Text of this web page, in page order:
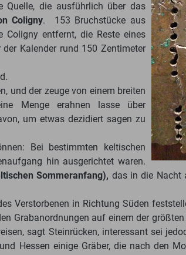
Quelle, die ausführlich über das
Coligny. 153 Bruchstücke aus
Coligny entfernt, die Reste eines
Kalender rund 150 Zentimeter
und der zeuge von einem breiten
Menge erahnen lasse über
um etwas dezidiert sagen zu
Bei bestimmten keltischen
hin ausgerichtet waren.
Sommeranfang), das in die Nacht
Verstorbenen in Richtung Süden
Grabanordnungen auf einem der
sagt Steinrücken, interessant sei
Hessen einige Gräber, die nach den